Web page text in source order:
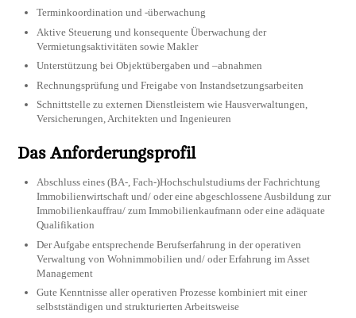
Terminkoordination und -überwachung
Aktive Steuerung und konsequente Überwachung der
Vermietungsaktivitäten sowie Makler
Unterstützung bei Objektübergaben und –abnahmen
Rechnungsprüfung und Freigabe von Instandsetzungsarbeiten
Schnittstelle zu externen Dienstleistern wie Hausverwaltungen,
Versicherungen, Architekten und Ingenieuren
Das Anforderungsprofil
Abschluss eines (BA-, Fach-)Hochschulstudiums der Fachrichtung
Immobilienwirtschaft und/ oder eine abgeschlossene Ausbildung zur
Immobilienkauffrau/ zum Immobilienkaufmann oder eine adäquate
Qualifikation
Der Aufgabe entsprechende Berufserfahrung in der operativen
Verwaltung von Wohnimmobilien und/ oder Erfahrung im Asset
Management
Gute Kenntnisse aller operativen Prozesse kombiniert mit einer
selbstständigen und strukturierten Arbeitsweise